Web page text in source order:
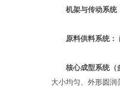
机架与传动系统
原料供料系统：
核心成型系统（
大小均匀、外形圆润